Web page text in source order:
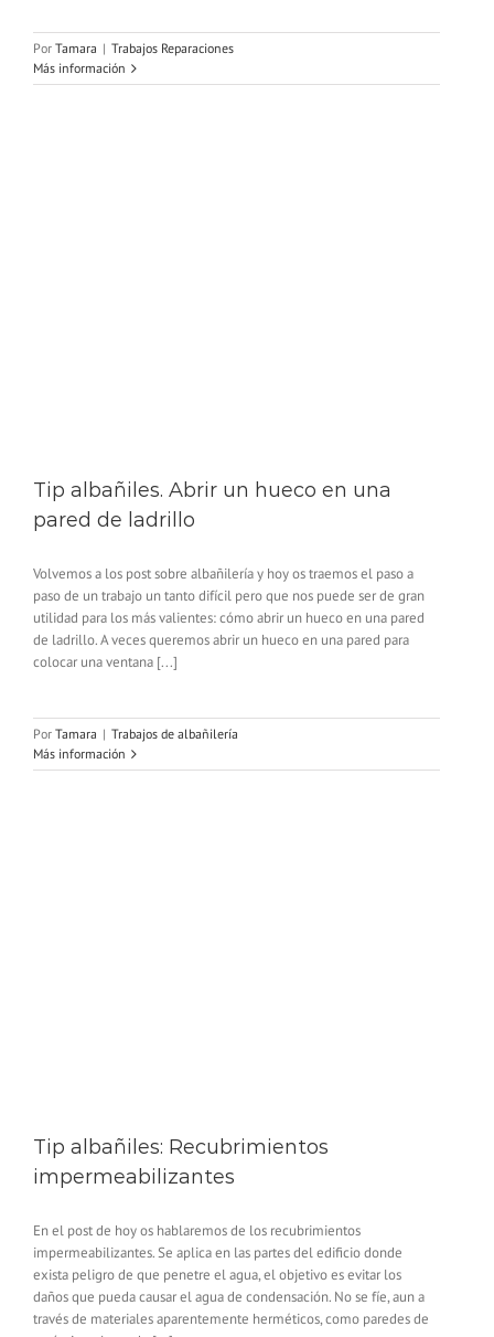
Por Tamara | Trabajos Reparaciones
Más información
Tip albañiles. Abrir un hueco en una
pared de ladrillo
Volvemos a los post sobre albañilería y hoy os traemos el paso a
paso de un trabajo un tanto difícil pero que nos puede ser de gran
utilidad para los más valientes: cómo abrir un hueco en una pared
de ladrillo. A veces queremos abrir un hueco en una pared para
colocar una ventana [...]
Por Tamara | Trabajos de albañilería
Más información
Tip albañiles: Recubrimientos
impermeabilizantes
En el post de hoy os hablaremos de los recubrimientos
impermeabilizantes. Se aplica en las partes del edificio donde
exista peligro de que penetre el agua, el objetivo es evitar los
daños que pueda causar el agua de condensación. No se fíe, aun a
través de materiales aparentemente herméticos, como paredes de